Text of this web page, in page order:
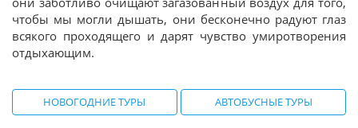
чтобы мы могли дышать, они бесконечно радуют глаз
всякого проходящего и дарят чувство умиротворения
отдыхающим.
НОВОГОДНИЕ ТУРЫ АВТОБУСНЫЕ ТУРЫ